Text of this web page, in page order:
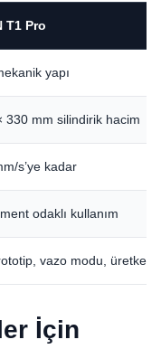
T1 Pro
yapı
330 mm silindirik hacim
s’ye kadar
odaklı kullanım
vazo modu,
İçin